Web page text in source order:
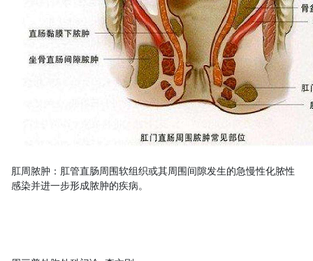
肛周脓肿：肛管直肠周围软组织或其周围间隙发生的急慢性化脓性
感染并进一步形成脓肿的疾病。